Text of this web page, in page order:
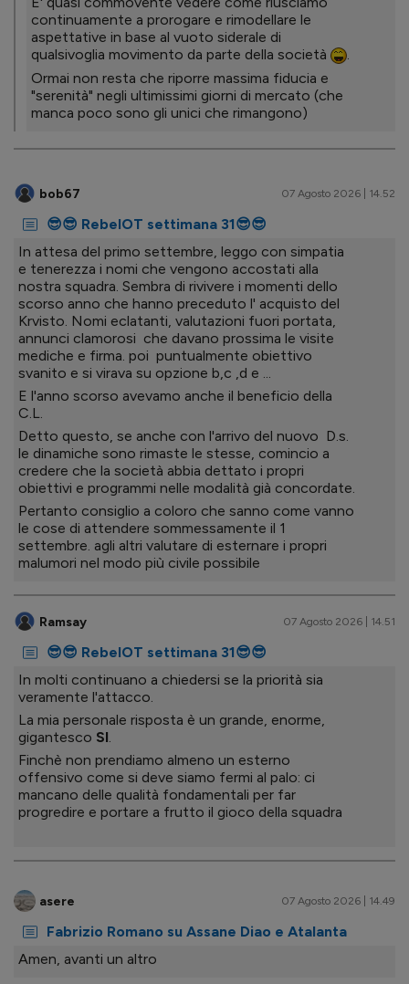
continuamente a prorogare e rimodellare le
aspettative in base al vuoto siderale di
qualsivoglia movimento da parte della società
.
Ormai non resta che riporre massima fiducia e
"serenità" negli ultimissimi giorni di mercato (che
manca poco sono gli unici che rimangono)
bob67 07 Agosto 2026 | 14.52
😎😎 RebelOT settimana 31😎😎
In attesa del primo settembre, leggo con simpatia
e tenerezza i nomi che vengono accostati alla
nostra squadra. Sembra di rivivere i momenti dello
scorso anno che hanno preceduto l' acquisto del
Krvisto. Nomi eclatanti, valutazioni fuori portata,
annunci clamorosi che davano prossima le visite
mediche e firma. poi puntualmente obiettivo
svanito e si virava su opzione b,c ,d e ...
E l'anno scorso avevamo anche il beneficio della
C.L.
Detto questo, se anche con l'arrivo del nuovo D.s.
le dinamiche sono rimaste le stesse, comincio a
credere che la società abbia dettato i propri
obiettivi e programmi nelle modalità già concordate.
Pertanto consiglio a coloro che sanno come vanno
le cose di attendere sommessamente il 1
settembre. agli altri valutare di esternare i propri
malumori nel modo più civile possibile
Ramsay 07 Agosto 2026 | 14.51
😎😎 RebelOT settimana 31😎😎
In molti continuano a chiedersi se la priorità sia
veramente l'attacco.
La mia personale risposta è un grande, enorme,
gigantesco SI.
Finchè non prendiamo almeno un esterno
offensivo come si deve siamo fermi al palo: ci
mancano delle qualità fondamentali per far
progredire e portare a frutto il gioco della squadra
asere 07 Agosto 2026 | 14.49
Fabrizio Romano su Assane Diao e Atalanta
Amen, avanti un altro